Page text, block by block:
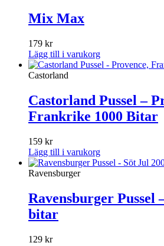
Mix Max
179 kr
Lägg till i varukorg
Castorland
Castorland Pussel –
Frankrike 1000 Bitar
159 kr
Lägg till i varukorg
Ravensburger
Ravensburger Pussel
bitar
129 kr